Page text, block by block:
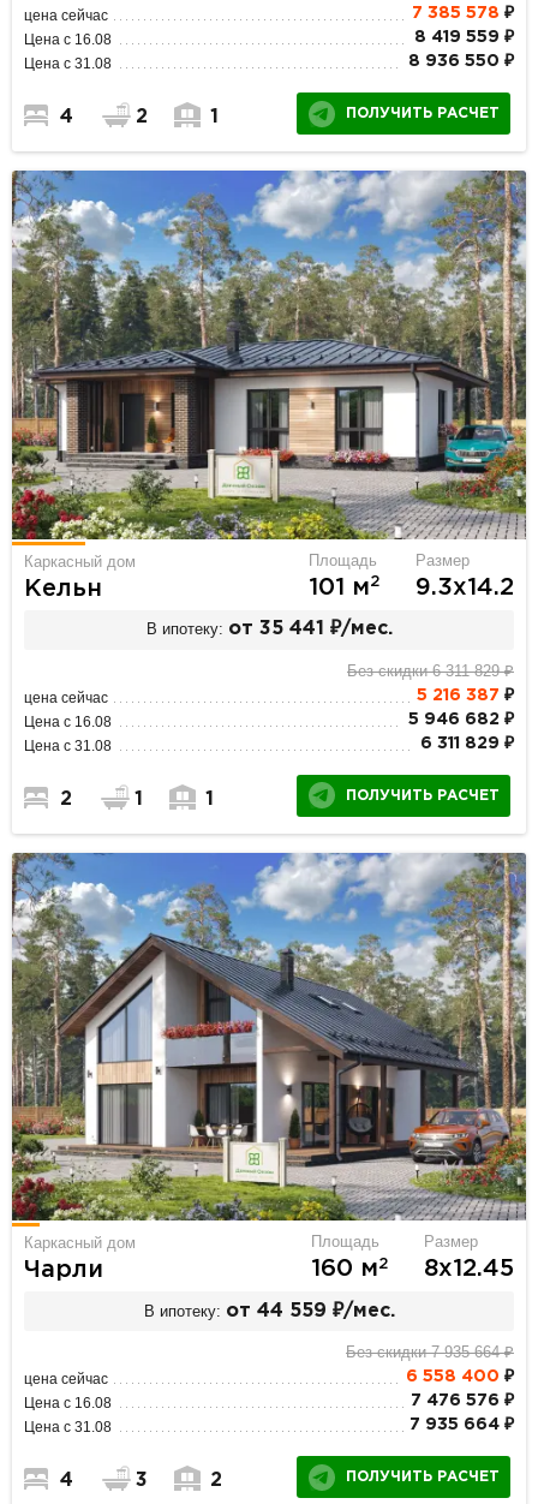
цена сейчас 7 385 578 ₽
Цена с 16.08 8 419 559 ₽
Цена с 31.08 8 936 550 ₽
4 2 1 ПОЛУЧИТЬ РАСЧЕТ
Каркасный дом
Кельн
Площадь
101 м2
Размер
9.3х14.2
В ипотеку: от 35 441 ₽/мес.
Без скидки 6 311 829 ₽
цена сейчас 5 216 387 ₽
Цена с 16.08 5 946 682 ₽
Цена с 31.08 6 311 829 ₽
2 1 1 ПОЛУЧИТЬ РАСЧЕТ
Каркасный дом
Чарли
Площадь
160 м2
Размер
8х12.45
В ипотеку: от 44 559 ₽/мес.
Без скидки 7 935 664 ₽
цена сейчас 6 558 400 ₽
Цена с 16.08 7 476 576 ₽
Цена с 31.08 7 935 664 ₽
4 3 2 ПОЛУЧИТЬ РАСЧЕТ